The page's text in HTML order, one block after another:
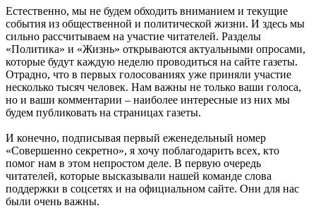
Естественно, мы не будем обходить вниманием и текущие
события из общественной и политической жизни. И здесь мы
сильно рассчитываем на участие читателей. Разделы
«Политика» и «Жизнь» открываются актуальными опросами,
которые будут каждую неделю проводиться на сайте газеты.
Отрадно, что в первых голосованиях уже приняли участие
несколько тысяч человек. Нам важны не только ваши голоса,
но и ваши комментарии – наиболее интересные из них мы
будем публиковать на страницах газеты.
И конечно, подписывая первый еженедельный номер
«Совершенно секретно», я хочу поблагодарить всех, кто
помог нам в этом непростом деле. В первую очередь
читателей, которые высказывали нашей команде слова
поддержки в соцсетях и на официальном сайте. Они для нас
были очень важны.